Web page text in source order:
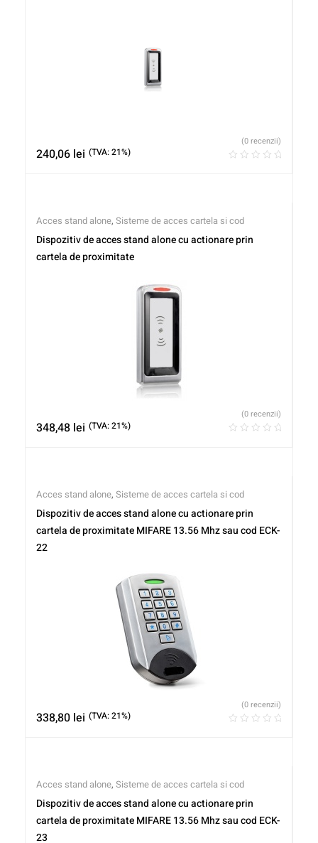
240,06 lei (TVA: 21%)
(0 recenzii)
Acces stand alone, Sisteme de acces cartela si cod
Dispozitiv de acces stand alone cu actionare prin
cartela de proximitate
348,48 lei (TVA: 21%)
(0 recenzii)
Acces stand alone, Sisteme de acces cartela si cod
Dispozitiv de acces stand alone cu actionare prin
cartela de proximitate MIFARE 13.56 Mhz sau cod ECK-
22
338,80 lei (TVA: 21%)
(0 recenzii)
Acces stand alone, Sisteme de acces cartela si cod
Dispozitiv de acces stand alone cu actionare prin
cartela de proximitate MIFARE 13.56 Mhz sau cod ECK-
23